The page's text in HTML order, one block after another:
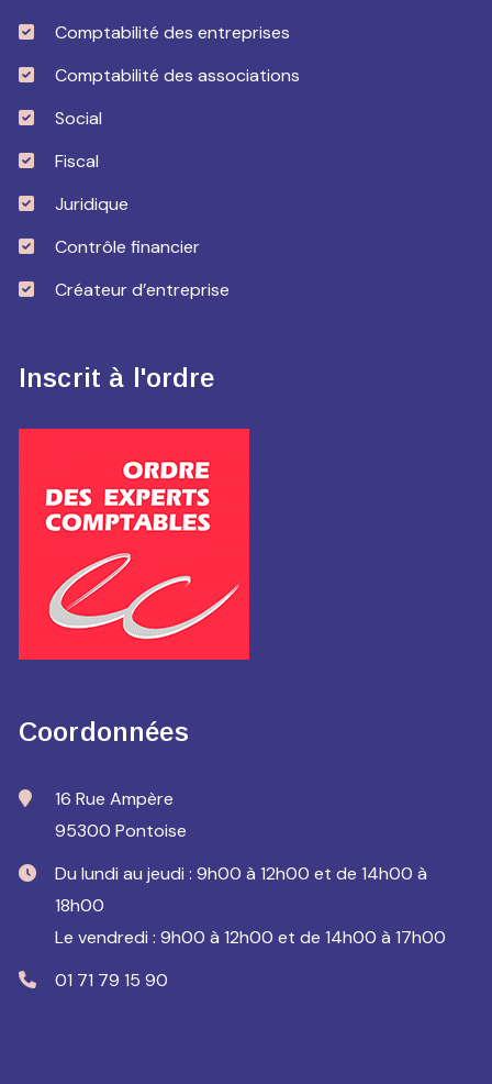
Comptabilité des entreprises
Comptabilité des associations
Social
Fiscal
Juridique
Contrôle financier
Créateur d’entreprise
Inscrit à l'ordre
Coordonnées
16 Rue Ampère
95300 Pontoise
Du lundi au jeudi : 9h00 à 12h00 et de 14h00 à
18h00
Le vendredi : 9h00 à 12h00 et de 14h00 à 17h00
01 71 79 15 90